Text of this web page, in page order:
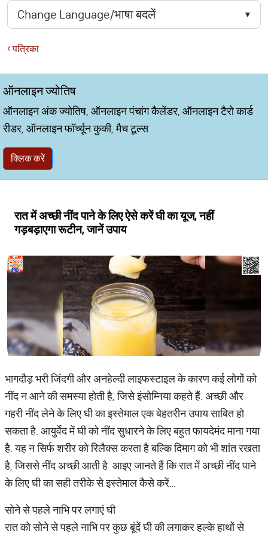
पत्रिका
ऑनलाइन ज्योतिष
ऑनलाइन अंक ज्योतिष, ऑनलाइन पंचांग कैलेंडर, ऑनलाइन टैरो कार्ड
रीडर, ऑनलाइन फॉर्च्यून कुकी, मैच टूल्स
क्लिक करें
रात में अच्छी नींद पाने के लिए ऐसे करें घी का यूज, नहीं
गड़बड़ाएगा रूटीन, जानें उपाय
भागदौड़ भरी जिंदगी और अनहेल्दी लाइफस्टाइल के कारण कई लोगों को
नींद न आने की समस्या होती है, जिसे इंसोम्निया कहते हैं. अच्छी और
गहरी नींद लेने के लिए घी का इस्तेमाल एक बेहतरीन उपाय साबित हो
सकता है. आयुर्वेद में घी को नींद सुधारने के लिए बहुत फायदेमंद माना गया
है. यह न सिर्फ शरीर को रिलैक्स करता है बल्कि दिमाग को भी शांत रखता
है, जिससे नींद अच्छी आती है. आइए जानते हैं कि रात में अच्छी नींद पाने
के लिए घी का सही तरीके से इस्तेमाल कैसे करें…
सोने से पहले नाभि पर लगाएं घी
रात को सोने से पहले नाभि पर कुछ बूंदें घी की लगाकर हल्के हाथों से